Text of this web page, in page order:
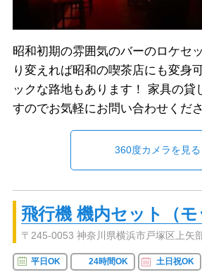
昭和初期の雰囲気のバーのロケセ
り変えれば昭和の喫茶店にも変身
ックな路地もあります！ 家具の貸
すのでお気軽にお問い合わせくださ
360度カメラを見る
飛行機 機内セット（モ
〒245-0053 神奈川県横浜市戸塚区上矢
平日OK 24時間OK 土日祝OK